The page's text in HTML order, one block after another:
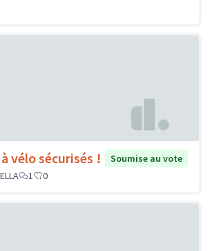
vélo sécurisés !
Soumise au vote
1 0